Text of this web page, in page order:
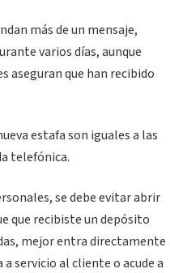
más de un mensaje,
varios días, aunque
aseguran que han recibido
estafa son iguales a las
telefónica.
se debe evitar abrir
que recibiste un depósito
mejor entra directamente
servicio al cliente o acude a